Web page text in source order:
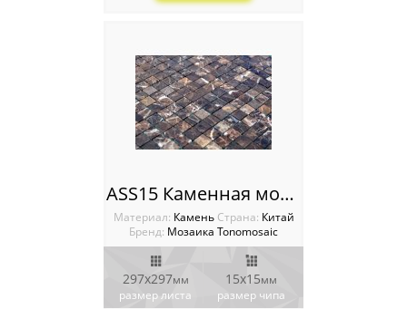
ASS15 Каменная мозаика Tonomosaic
Материал: Камень Cтрана: Китай
Бренд: Мозаика Tonomosaic
297х297мм
размер листа
15х15мм
размер чипа